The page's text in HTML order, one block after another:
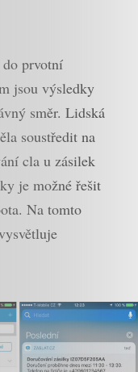
do prvotní
jsou výsledky
směr. Lidská
soustředit na
cla u zásilek
je možné řešit
. Na tomto